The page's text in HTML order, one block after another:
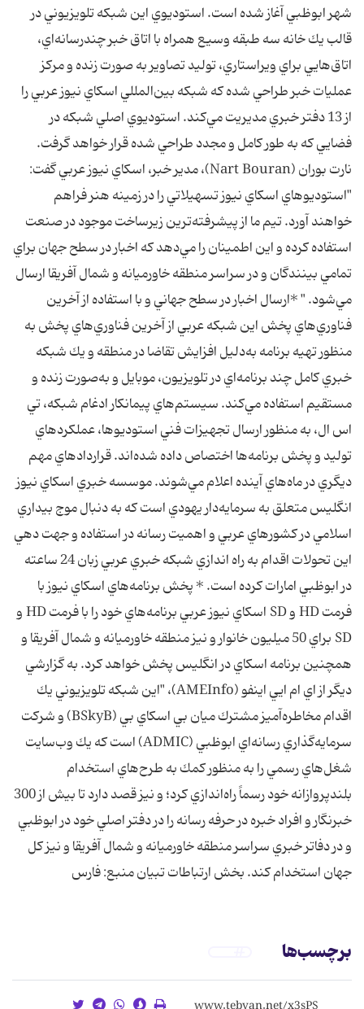
شهر ابوظبي آغاز شده است. استوديوي اين شبكه تلويزيوني در
قالب يك خانه سه طبقه وسيع همراه با اتاق خبر چندرسانه‌اي،
اتاق‌هايي براي ويراستاري، توليد تصاوير به صورت زنده و مركز
عمليات خبر طراحي شده كه شبكه بين‌المللي اسكاي نيوز عربي را
از 13 دفتر خبري مديريت مي‌كند. استوديوي اصلي شبكه در
فضايي كه به طور كامل و مجدد طراحي شده قرار خواهد گرفت.
نارت بوران (Nart Bouran)، مدير خبر، اسكاي نيوز عربي گفت:
"استوديوهاي اسكاي نيوز تسهيلاتي را در زمينه هنر فراهم
خواهند آورد. تيم ما از پيشرفته‌ترين زيرساخت موجود در صنعت
استفاده كرده و اين اطمينان را مي‌دهد كه اخبار در سطح جهان براي
تمامي بينندگان و در سراسر منطقه خاورميانه و شمال آفريقا ارسال
مي‌شود. " *ارسال اخبار در سطح جهاني و با استفاده از آخرين
فناوري‌هاي پخش اين شبكه عربي از آخرين فناوري‌هاي پخش به
منظور تهيه برنامه به‌دليل افزايش تقاضا در منطقه و يك شبكه
خبري كامل چند برنامه‌اي در تلويزيون، موبايل و به‌صورت زنده و
مستقيم استفاده مي‌كند. سيستم‌هاي پيمانكار ادغام شبكه، تي
اس ال، به منظور ارسال تجهيزات فني استوديوها، عملكردهاي
توليد و پخش برنامه‌ها اختصاص داده شده‌اند. قراردادهاي مهم
ديگري در ماه‌هاي آينده اعلام مي‌شوند. موسسه خبري اسكاي نيوز
انگليس متعلق به سرمايه‌دار يهودي است كه به دنبال موج بيداري
اسلامي در كشورهاي عربي و اهميت رسانه در استفاده و جهت دهي
اين تحولات اقدام به راه اندازي شبكه خبري عربي زبان 24 ساعته
در ابوظبي امارات كرده است. * پخش برنامه‌هاي اسكاي نيوز با
فرمت HD و SD اسكاي نيوز عربي برنامه‌هاي خود را با فرمت HD و
SD براي 50 ميليون خانوار و نيز منطقه خاورميانه و شمال آفريقا و
همچنين برنامه اسكاي در انگليس پخش خواهد كرد. به گزارشي
ديگر از اي ام ايي اينفو (AMEInfo)، "اين شبكه تلويزيوني يك
اقدام مخاطره‌آميز مشترك ميان بي اسكاي بي (BSkyB) و شركت
سرمايه‌گذاري رسانه‌اي ابوظبي (ADMIC) است كه يك وب‌سايت
شغل‌هاي رسمي را به منظور كمك به طرح‌هاي استخدام
بلندپروازانه خود رسماً راه‌اندازي كرد؛ و نيز قصد دارد تا بيش از 300
خبرنگار و افراد خبره در حرفه رسانه را در دفتر اصلي خود در ابوظبي
و در دفاتر خبري سراسر منطقه خاورميانه و شمال آفريقا و نيز كل
جهان استخدام كند. بخش ارتباطات تبيان منبع: فارس
برچسب‌ها